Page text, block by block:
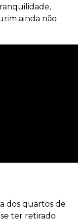
ainda não
dos quartos de
ter retirado